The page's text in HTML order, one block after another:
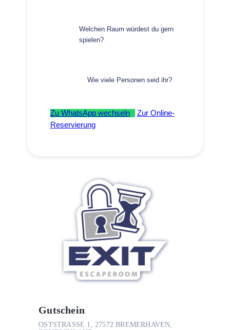
Welchen Raum würdest du gern
spielen?
Wie viele Personen seid ihr?
Zu WhatsApp wechseln
Zur Online-
Reservierung
Gutschein
OSTSTRASSE 1, 27572 BREMERHAVEN, D